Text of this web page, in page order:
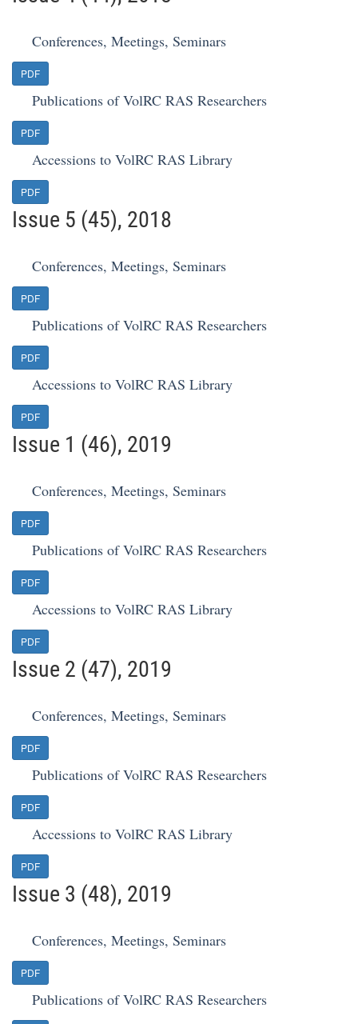
Conferences, Meetings, Seminars
PDF
Publications of VolRC RAS Researchers
PDF
Accessions to VolRC RAS Library
PDF
Issue 5 (45), 2018
Conferences, Meetings, Seminars
PDF
Publications of VolRC RAS Researchers
PDF
Accessions to VolRC RAS Library
PDF
Issue 1 (46), 2019
Conferences, Meetings, Seminars
PDF
Publications of VolRC RAS Researchers
PDF
Accessions to VolRC RAS Library
PDF
Issue 2 (47), 2019
Conferences, Meetings, Seminars
PDF
Publications of VolRC RAS Researchers
PDF
Accessions to VolRC RAS Library
PDF
Issue 3 (48), 2019
Conferences, Meetings, Seminars
PDF
Publications of VolRC RAS Researchers